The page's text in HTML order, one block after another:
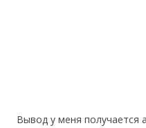
Вывод у меня получается